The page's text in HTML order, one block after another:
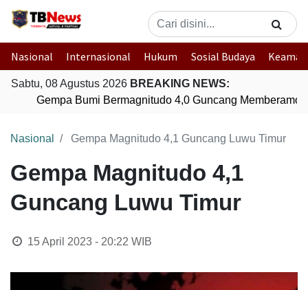
Nasional Internasional Hukum Sosial Budaya
Sabtu, 08 Agustus 2026 BREAKING NEWS:
Gempa Bumi Bermagnitudo 4,0 Guncang Memberamo
Nasional Gempa Magnitudo 4,1 Guncang Luwu Timur
Gempa Magnitudo 4,1
Guncang Luwu Timur
15 April 2023 - 20:22 WIB